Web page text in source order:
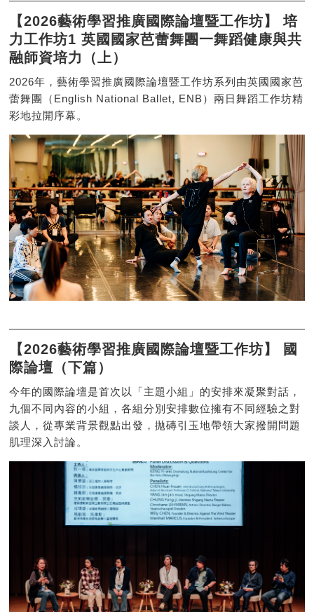
【2026藝術學習推廣國際論壇暨工作坊】 培
力工作坊1 英國國家芭蕾舞團一舞蹈健康與共
融師資培力（上）
2026年，藝術學習推廣國際論壇暨工作坊系列由英國國家芭
蕾舞團（English National Ballet, ENB）兩日舞蹈工作坊精
彩地拉開序幕。
【2026藝術學習推廣國際論壇暨工作坊】 國
際論壇（下篇）
今年的國際論壇是首次以「主題小組」的安排來凝聚對話，
九個不同內容的小組，各組分別安排數位擁有不同經驗之對
談人，從專業背景觀點出發，拋磚引玉地帶領大家撥開問題
肌理深入討論。